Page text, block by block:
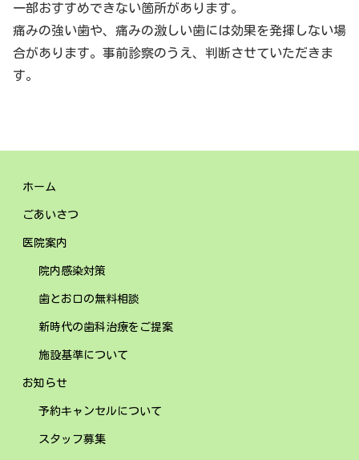
一部おすすめできない箇所があります。
痛みの強い歯や、痛みの激しい歯には効果を発揮しない場
合があります。事前診察のうえ、判断させていただきま
す。
ホーム
ごあいさつ
医院案内
院内感染対策
歯とお口の無料相談
新時代の歯科治療をご提案
施設基準について
お知らせ
予約キャンセルについて
スタッフ募集